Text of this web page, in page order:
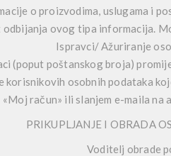
o proizvodima, uslugama i
odbijanja ovog tipa informacija.
Ispravci/ Ažuriranje
(poput poštanskog broja)
korisnikovih osobnih podataka
«Moj račun» ili slanjem e-maila na
PRIKUPLJANJE I OBRADA
Voditelj obrade